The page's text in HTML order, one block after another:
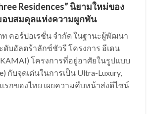
Residences” นิยามใหม่ของ
อบสมดุลแห่งความผูกพัน
ท คอร์ปอเรชั่น จํากัด ในฐานะผู้พัฒนา
บอัลตร้าลักซ์ชัวรี โครงการ อีเดน
โครงการที่อยู่อาศัยในรูปแบบ
กับจุดเด่นในการเป็น Ultra-Luxury,
แรกของไทย เผยความคืบหน้าส่งดีไซน์